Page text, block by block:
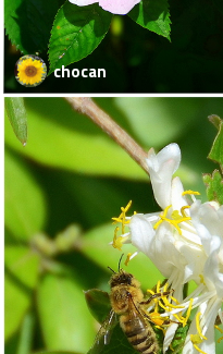
chocan